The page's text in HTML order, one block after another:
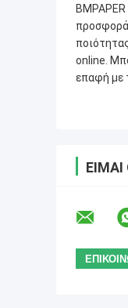
online.
επαφή με
ΕΊΜΑΙ